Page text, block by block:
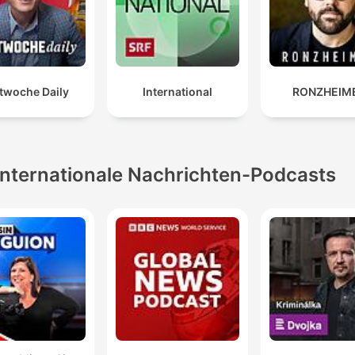
Daily International
Nachrichten-Podcasts